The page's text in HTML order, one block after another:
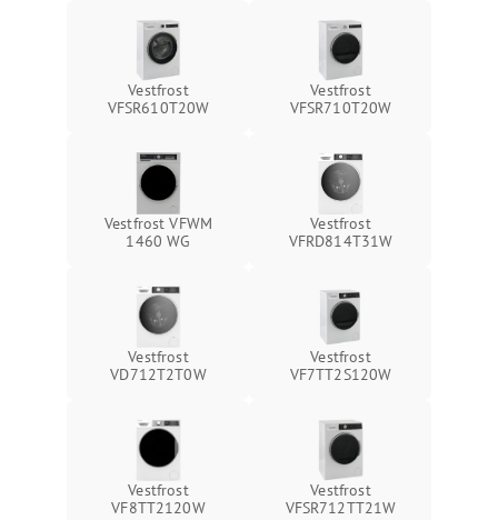
Vestfrost
VFSR610T20W
Vestfrost
VFSR710T20W
Vestfrost VFWM
1460 WG
Vestfrost
VFRD814T31W
Vestfrost
VD712T2T0W
Vestfrost
VF7TT2S120W
Vestfrost
VF8TT2120W
Vestfrost
VFSR712TT21W